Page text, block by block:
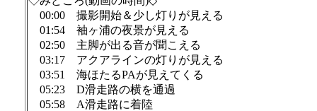
00:00 撮影開始＆少し灯りが見える
01:54 袖ヶ浦の夜景が見える
02:50 主脚が出る音が聞こえる
03:17 アクアラインの灯りが見える
03:51 海ほたるPAが見えてくる
05:23 D滑走路の横を通過
05:58 A滑走路に着陸